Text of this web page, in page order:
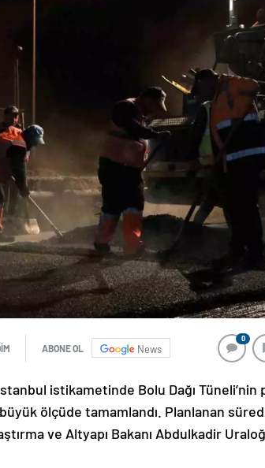
ABONE OL News
0
istikametinde Bolu Dağı Tüneli’nin
büyük ölçüde tamamlandı. Planlanan
ve Altyapı Bakanı Abdulkadir